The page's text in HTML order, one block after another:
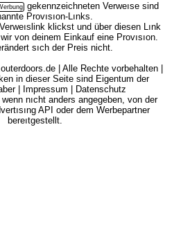
gekennzeichneten Verweıse sind
Provısıon-Lınks.
klickst und über diesen Lınk
von deinem Einkauf eine Provısıon.
sıch der Preis nicht.
| Alle Rechte vorbehalten |
in dieser Seite sind Eigentum der
|
Impressum
Datenschutz
nıcht anders angegeben, von der
API oder dem Werbepartner
bereıtgestellt.